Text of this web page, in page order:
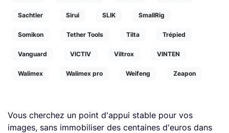
Sachtler Sirui SLIK SmallRig
Somikon Tether Tools Tilta Trépied
Vanguard VICTIV Viltrox VINTEN
Walimex Walimex pro Weifeng Zeapon
Vous cherchez un point d'appui stable pour vos
images, sans immobiliser des centaines d'euros dans